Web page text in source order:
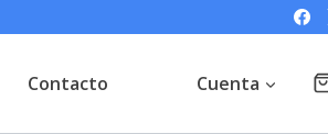
Contacto Cuenta